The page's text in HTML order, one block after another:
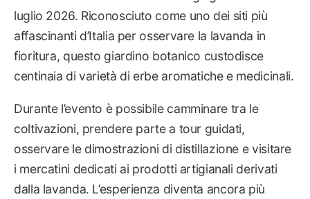
luglio 2026. Riconosciuto come uno dei siti più
affascinanti d’Italia per osservare la lavanda in
fioritura, questo giardino botanico custodisce
centinaia di varietà di erbe aromatiche e medicinali.
Durante l’evento è possibile camminare tra le
coltivazioni, prendere parte a tour guidati,
osservare le dimostrazioni di distillazione e visitare
i mercatini dedicati ai prodotti artigianali derivati
dalla lavanda. L’esperienza diventa ancora più